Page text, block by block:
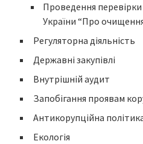
Проведення
України “Про
Регуляторна діяльність
Державні закупівлі
Внутрішній аудит
Запобігання проявам
Антикорупційна
Екологія